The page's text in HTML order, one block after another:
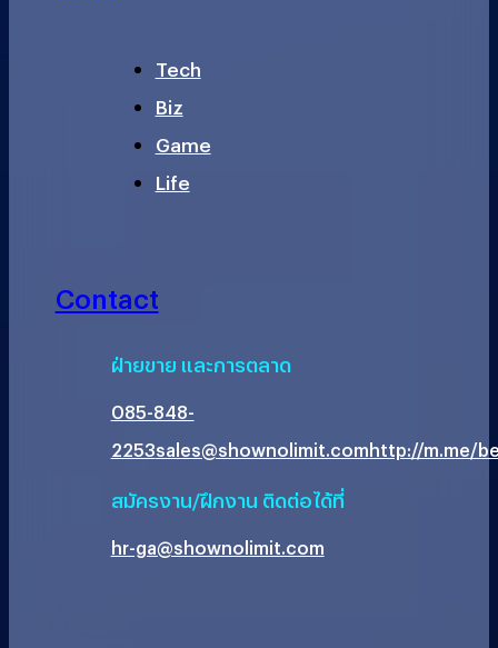
Tech
Biz
Game
Life
Contact
ฝ่ายขาย และการตลาด
085-848-
2253sales@shownolimit.comhttp://m.me/
สมัครงาน/ฝึกงาน ติดต่อได้ที่
hr-ga@shownolimit.com